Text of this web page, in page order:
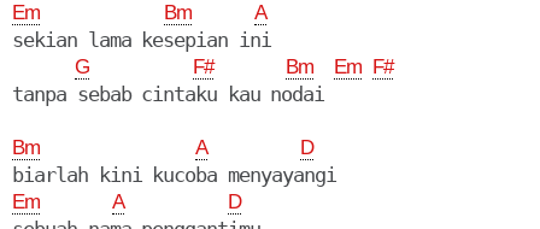
Em Bm A
sekian lama kesepian ini
G F# Bm Em F#
Bm A D
biarlah kini kucoba menyayangi
Em A D